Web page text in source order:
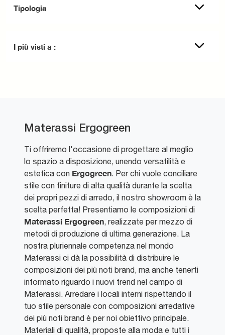
Tipologia
I più visti a :
Materassi Ergogreen
Ti offriremo l'occasione di progettare al meglio
lo spazio a disposizione, unendo versatilità e
estetica con Ergogreen. Per chi vuole conciliare
stile con finiture di alta qualità durante la scelta
dei propri pezzi di arredo, il nostro showroom è la
scelta perfetta! Presentiamo le composizioni di
Materassi Ergogreen, realizzate per mezzo di
metodi di produzione di ultima generazione. La
nostra pluriennale competenza nel mondo
Materassi ci dà la possibilità di distribuire le
composizioni dei più noti brand, ma anche tenerti
informato riguardo i nuovi trend nel campo di
Materassi. Arredare i locali interni rispettando il
tuo stile personale con composizioni arredative
dei più noti brand è per noi obiettivo principale.
Materiali di qualità, proposte alla moda e tutti i